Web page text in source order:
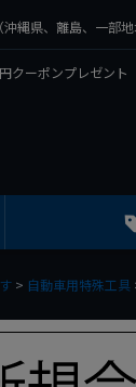
縄県、離島、一部地
クーポンプレゼント
自動車用特殊工具